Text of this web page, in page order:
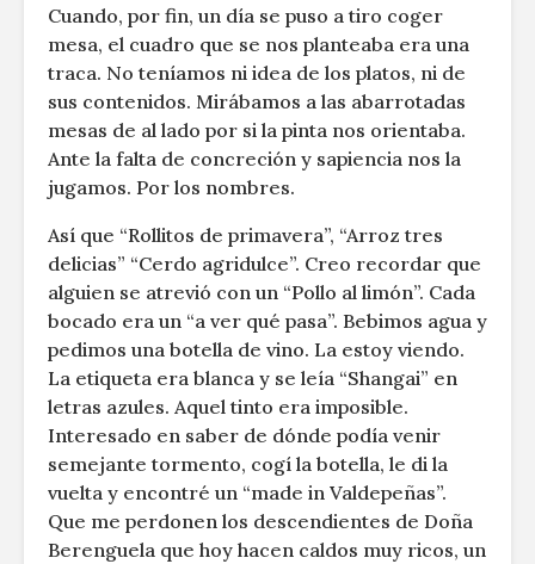
Cuando, por fin, un día se puso a tiro coger
mesa, el cuadro que se nos planteaba era una
traca. No teníamos ni idea de los platos, ni de
sus contenidos. Mirábamos a las abarrotadas
mesas de al lado por si la pinta nos orientaba.
Ante la falta de concreción y sapiencia nos la
jugamos. Por los nombres.
Así que “Rollitos de primavera”, “Arroz tres
delicias” “Cerdo agridulce”. Creo recordar que
alguien se atrevió con un “Pollo al limón”. Cada
bocado era un “a ver qué pasa”. Bebimos agua y
pedimos una botella de vino. La estoy viendo.
La etiqueta era blanca y se leía “Shangai” en
letras azules. Aquel tinto era imposible.
Interesado en saber de dónde podía venir
semejante tormento, cogí la botella, le di la
vuelta y encontré un “made in Valdepeñas”.
Que me perdonen los descendientes de Doña
Berenguela que hoy hacen caldos muy ricos, un